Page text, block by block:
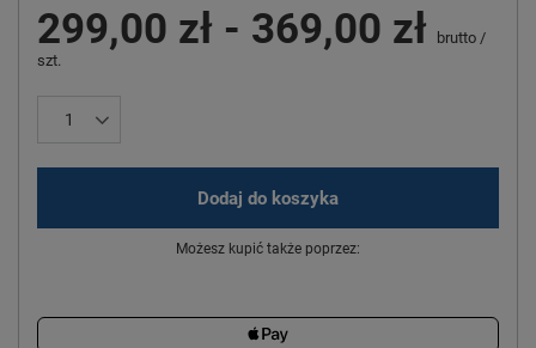
299,00 zł - 369,00 zł brutto /
szt.
Dodaj do koszyka
Możesz kupić także poprzez: